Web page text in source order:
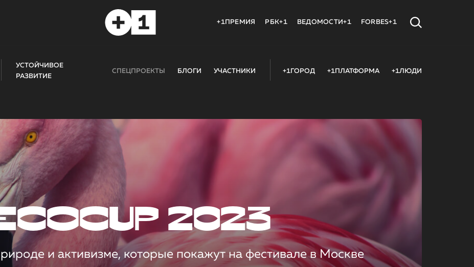
+1ПРЕМИЯ РБК+1 ВЕДОМОСТИ+1 FORBES+1
УСТОЙЧИВОЕ
РАЗВИТИЕ
СПЕЦПРОЕКТЫ БЛОГИ УЧАСТНИКИ +1ГОРОД +1ПЛАТФОРМА +1ЛЮДИ
2023
и активизме, которые покажут на фестивале в Москве